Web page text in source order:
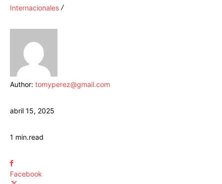
Internacionales
Author: tomyperez@gmail.com
abril 15, 2025
1 min.read
Facebook